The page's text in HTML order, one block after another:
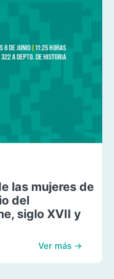
las mujeres de
del
siglo XVII y
Ver más →